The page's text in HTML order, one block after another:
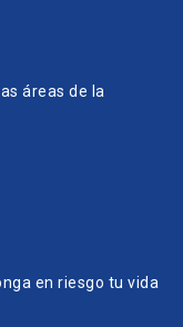
áreas de la
en riesgo tu vida